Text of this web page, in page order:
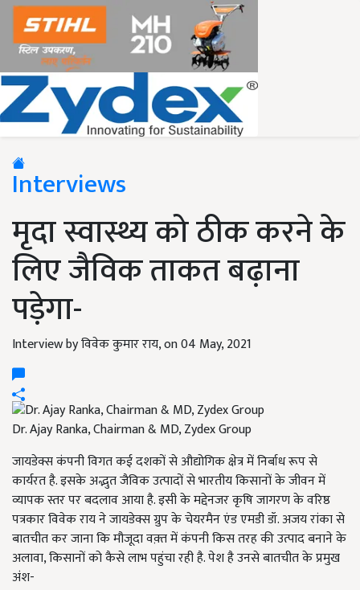
Interviews
मृदा स्वास्थ्य को ठीक करने के
लिए जैविक ताकत बढ़ाना
पड़ेगा-
Interview by विवेक कुमार राय,on 04 May, 2021
Dr. Ajay Ranka, Chairman & MD, Zydex Group
जायडेक्स कंपनी विगत कई दशकों से औद्योगिक क्षेत्र में निर्बाध रूप से
कार्यरत है. इसके अद्भुत जैविक उत्पादों से भारतीय किसानों के जीवन में
व्यापक स्तर पर बदलाव आया है. इसी के मद्देनजर कृषि जागरण के वरिष्ठ
पत्रकार विवेक राय ने जायडेक्स ग्रुप के चेयरमैन एंड एमडी डॉ. अजय रांका से
बातचीत कर जाना कि मौजूदा वक़्त में कंपनी किस तरह की उत्पाद बनाने के
अलावा, किसानों को कैसे लाभ पहुंचा रही है. पेश है उनसे बातचीत के प्रमुख
अंश-